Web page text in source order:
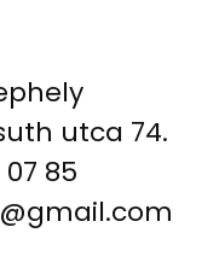
utca 74.
07 85